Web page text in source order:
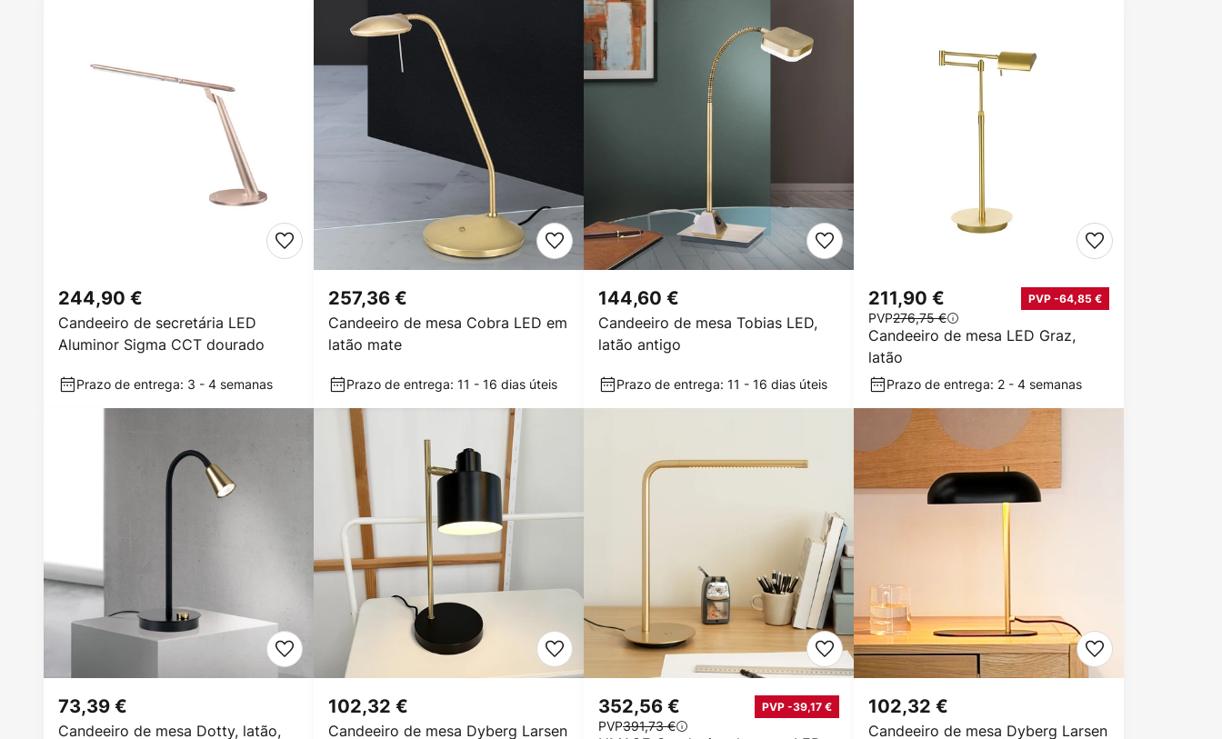
Candeeiro de secretária LED
Aluminor Sigma CCT dourado
244,90 €
Prazo de entrega: 3 - 4 semanas
Candeeiro de mesa Cobra LED em
latão mate
257,36 €
Prazo de entrega: 11 - 16 dias úteis
Candeeiro de mesa Tobias LED,
latão antigo
144,60 €
Prazo de entrega: 11 - 16 dias úteis
Candeeiro de mesa LED Graz,
latão
211,90 € PVP -64,85 €
PVP276,75 €
Prazo de entrega: 2 - 4 semanas
Candeeiro de mesa Dotty, latão,
73,39 €
Candeeiro de mesa Dyberg Larsen
102,32 € 352,56 € PVP -39,17 €
PVP391,73 € Candeeiro de mesa Dyberg Larsen
102,32 €